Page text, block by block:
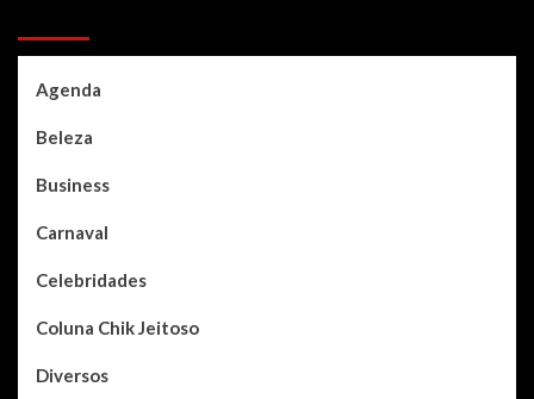
Agenda
Beleza
Business
Carnaval
Celebridades
Coluna Chik Jeitoso
Diversos